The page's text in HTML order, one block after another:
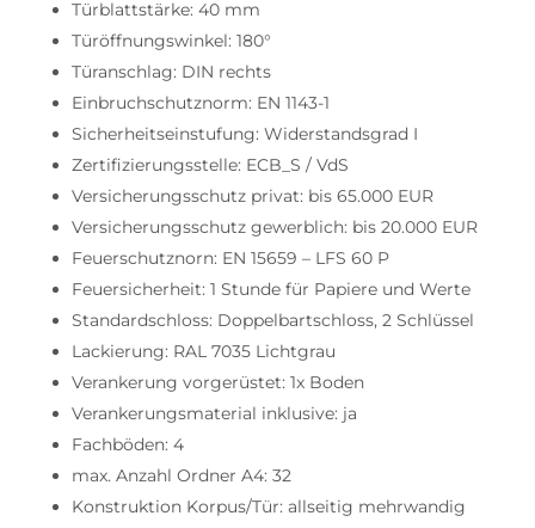
Türblattstärke: 40 mm
Türöffnungswinkel: 180°
Türanschlag: DIN rechts
Einbruchschutznorm: EN 1143-1
Sicherheitseinstufung: Widerstandsgrad I
Zertifizierungsstelle: ECB_S / VdS
Versicherungsschutz privat: bis 65.000 EUR
Versicherungsschutz gewerblich: bis 20.000 EUR
Feuerschutznorn: EN 15659 – LFS 60 P
Feuersicherheit: 1 Stunde für Papiere und Werte
Standardschloss: Doppelbartschloss, 2 Schlüssel
Lackierung: RAL 7035 Lichtgrau
Verankerung vorgerüstet: 1x Boden
Verankerungsmaterial inklusive: ja
Fachböden: 4
max. Anzahl Ordner A4: 32
Konstruktion Korpus/Tür: allseitig mehrwandig